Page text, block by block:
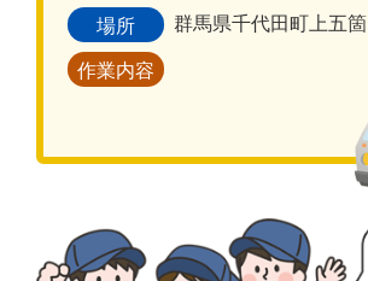
場所 群馬県千代田町上五箇
作業内容